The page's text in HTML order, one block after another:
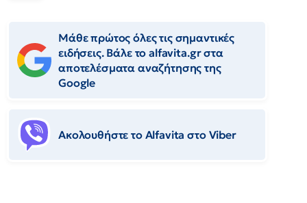
Μάθε πρώτος όλες τις σημαντικές
ειδήσεις. Βάλε το alfavita.gr στα
αποτελέσματα αναζήτησης της
Google
Ακολουθήστε το Αlfavita στο Viber